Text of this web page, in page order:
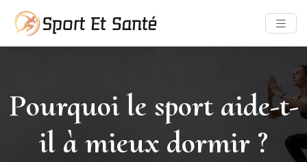
Pourquoi le sport aide-t-
il à mieux dormir ?